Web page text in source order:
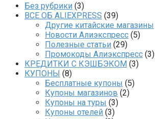
Без рубрики (3)
ВСЕ ОБ ALIEXPRESS (39)
Другие китайские магазины
Новости Алиэкспресс (5)
Полезные статьи (29)
Промокоды Алиэкспресс (3)
КРЕДИТКИ С КЭШБЭКОМ (3)
КУПОНЫ (8)
Бесплатные купоны (5)
Купоны магазинов (2)
Купоны на туры (3)
Купоны отелей (3)